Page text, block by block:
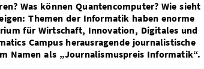
Was können Quantencomputer? Wie sieht
Themen der Informatik haben enorme
für Wirtschaft, Innovation, Digitales und
Campus herausragende journalistische
Namen als „Journalismuspreis Informatik“.